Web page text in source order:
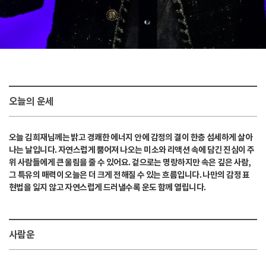
오늘의 운세
오늘 김희재님께는 밝고 경쾌한 에너지 안에 감정의 결이 한층 섬세하게 살아
나는 날입니다. 자연스럽게 뿜어져 나오는 미소와 리액션 속에 담긴 진심이 주
위 사람들에게 큰 울림을 줄 수 있어요. 겉으로는 명랑하지만 속은 깊은 사람,
그 특유의 매력이 오늘은 더 크게 전해질 수 있는 흐름입니다. 나만의 감정 표
현법을 잃지 않고 자연스럽게 드러낼수록 운도 함께 열립니다.
사람운